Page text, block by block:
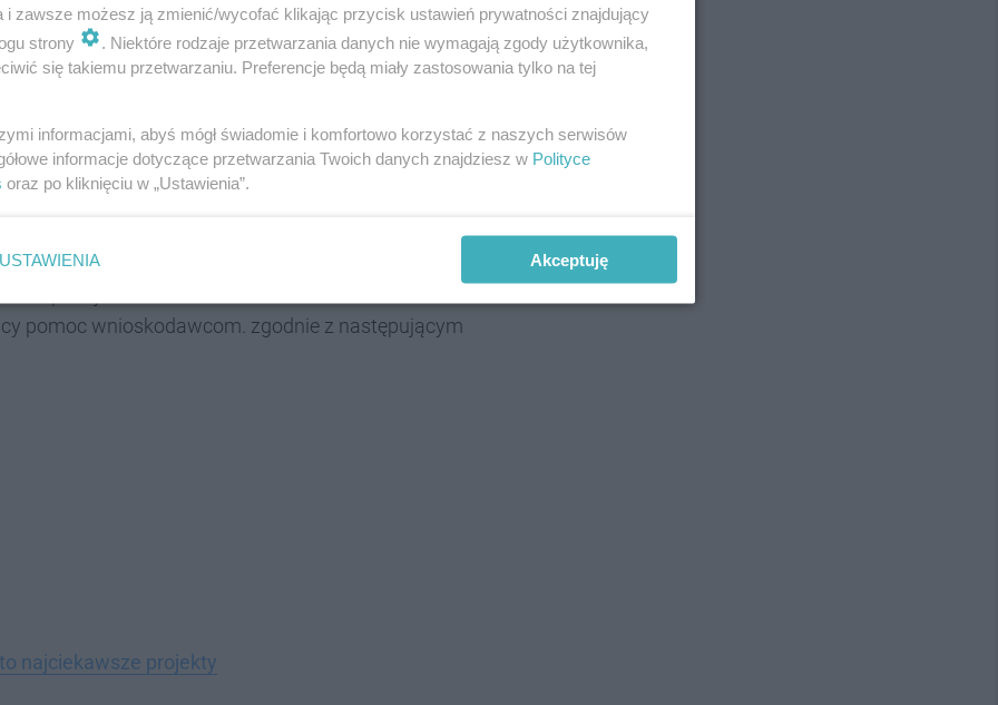
do 19 czerwca planowane są spotkania z
od 12 lipca do 16 września trwać będą działania
to też czas plebiscytu, w którym tyszanie
55, 32 776 35 59) lub mailowo
w pokoju 209 biurowca Balbina Centrum na
pomoc wnioskodawcom. zgodnie z następującym
najciekawsze projekty
i zawsze możesz ją zmienić/wycofać klikając przycisk ustawień prywatności znajdujący
strony
. Niektóre rodzaje przetwarzania danych nie wymagają zgody użytkownika,
się takiemu przetwarzaniu. Preferencje będą miały zastosowania tylko na tej
informacjami, abyś mógł świadomie i komfortowo korzystać z naszych serwisów
informacje dotyczące przetwarzania Twoich danych znajdziesz w Polityce
oraz po kliknięciu w „Ustawienia”.
USTAWIENIA Akceptuję